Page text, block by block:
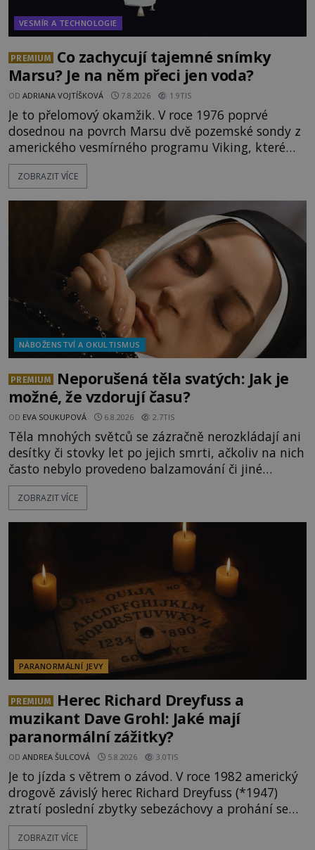
VESMÍR A TECHNOLOGIE
PREMIUM
Co zachycují tajemné snímky
Marsu? Je na něm přeci jen voda?
OD ADRIANA VOJTÍŠKOVÁ 7.8.2026 1.9TIS
Je to přelomový okamžik. V roce 1976 poprvé
dosednou na povrch Marsu dvě pozemské sondy z
amerického vesmírného programu Viking, které
jsou schopny pořídit fotografie záhadami
opředené rudé planety. Viking 1 zde zaznamená
zvané Cydonie totiž zachytí podivný útvar
připomínající lidskou tvář. NASA (Národní úřad
ZOBRAZIT VÍCE
NÁBOŽENSTVÍ A OKULTISMUS
PREMIUM
Neporušená těla svatých: Jak je
možné, že vzdorují času?
OD EVA SOUKUPOVÁ 6.8.2026 2.7TIS
Těla mnohých světců se zázračně nerozkládají ani
desítky či stovky let po jejich smrti, ačkoliv na nich
často nebylo provedeno balzamování či jiné
pokusy o konzervaci. Neporušené ostatky bývají
považovány za důkaz svatosti zemřelých. Jaké
ZOBRAZIT VÍCE
PARANORMÁLNÍ JEVY
PREMIUM
Herec Richard Dreyfuss a
muzikant Dave Grohl: Jaké mají
paranormální zážitky?
OD ANDREA ŠULCOVÁ 5.8.2026 3.0TIS
Je to jízda s větrem o závod. V roce 1982 americký
drogově závislý herec Richard Dreyfuss (*1947)
ztratí poslední zbytky sebezáchovy a prohání se
po silnicích ve svém mercedesu jako utržený ze
řetězu. Vše vyvrcholí katastrofou, když to Dreyfuss
ZOBRAZIT VÍCE